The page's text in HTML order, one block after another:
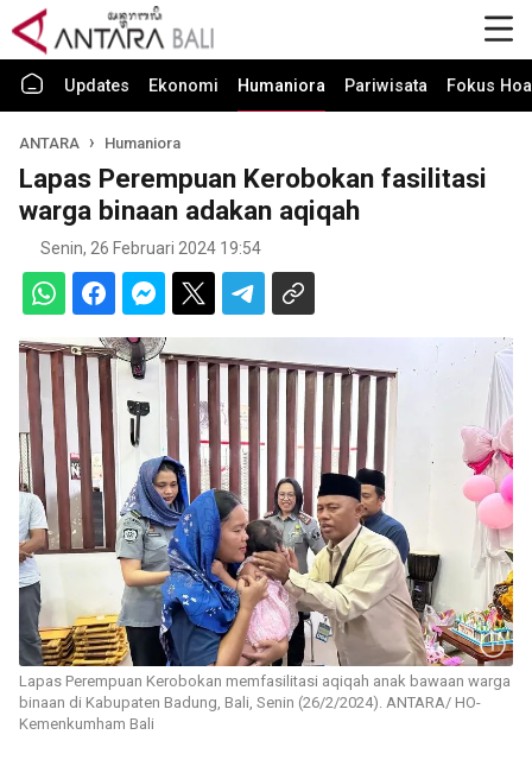
Updates Ekonomi Humaniora Pariwisata Fokus
ANTARA Humaniora
Lapas Perempuan Kerobokan fasilitasi
warga binaan adakan aqiqah
Senin, 26 Februari 2024 19:54
Lapas Perempuan Kerobokan memfasilitasi aqiqah anak bawaan warga
binaan di Kabupaten Badung, Bali, Senin (26/2/2024). ANTARA/ HO-
Kemenkumham Bali